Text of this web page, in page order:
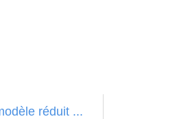
réduit ...